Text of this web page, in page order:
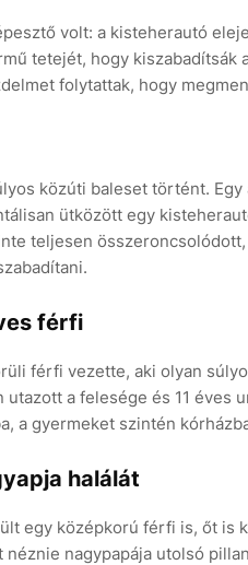
volt: a kisteherautó
tetejét, hogy kiszabadítsák
folytattak, hogy
közúti baleset történt.
ütközött egy
teljesen
férfi
férfi vezette, aki olyan
a felesége és 11 éves
a gyermeket szintén
halálát
egy középkorú férfi is, őt is
nagypapája utolsó